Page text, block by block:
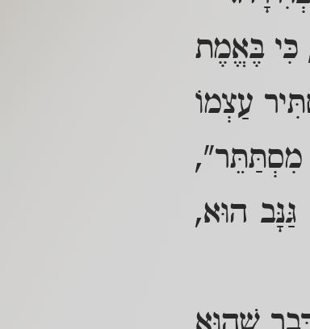
כִּי בֶּאֱמֶת
עַצְמוֹ
מִסְתַּתֵּר",
הוּא,